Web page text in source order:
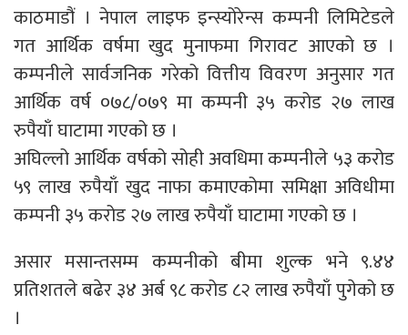
काठमाडौं । नेपाल लाइफ इन्स्योरेन्स कम्पनी लिमिटेडले
गत आर्थिक वर्षमा खुद मुनाफमा गिरावट आएको छ ।
कम्पनीले सार्वजनिक गरेको वित्तीय विवरण अनुसार गत
आर्थिक वर्ष ०७८/०७९ मा कम्पनी ३५ करोड २७ लाख
रुपैयाँ घाटामा गएको छ ।
अघिल्लो आर्थिक वर्षको सोही अवधिमा कम्पनीले ५३ करोड
५९ लाख रुपैयाँ खुद नाफा कमाएकोमा समिक्षा अविधीमा
कम्पनी ३५ करोड २७ लाख रुपैयाँ घाटामा गएको छ ।
असार मसान्तसम्म कम्पनीको बीमा शुल्क भने ९.४४
प्रतिशतले बढेर ३४ अर्ब ९८ करोड ८२ लाख रुपैयाँ पुगेको छ
।